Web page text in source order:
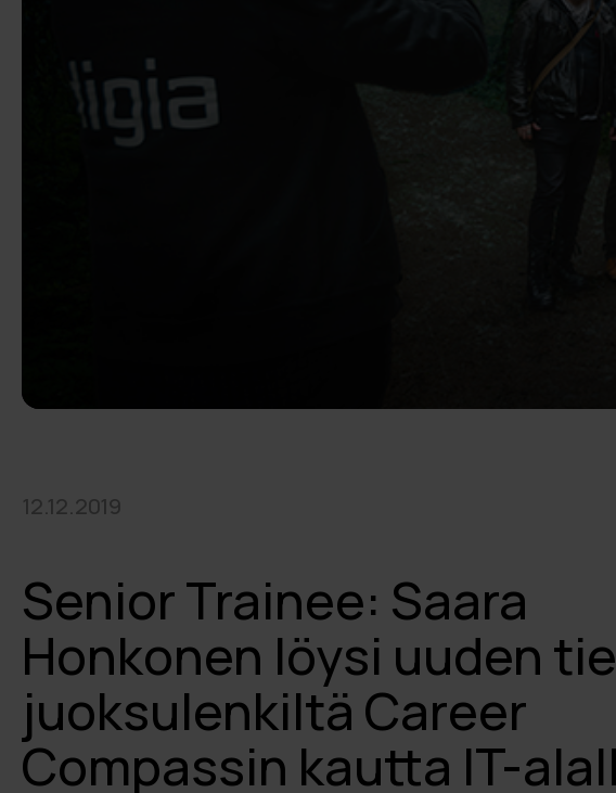
12.12.2019
Senior Trainee: Saara
Honkonen löysi uuden
juoksulenkiltä Career
Compassin kautta IT-